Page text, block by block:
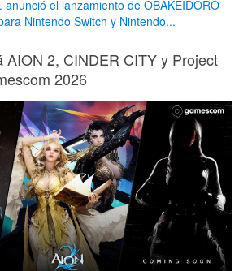
anunció el lanzamiento de OBAKEIDORO
Nintendo Switch y Nintendo...
AION 2, CINDER CITY y Project
2026